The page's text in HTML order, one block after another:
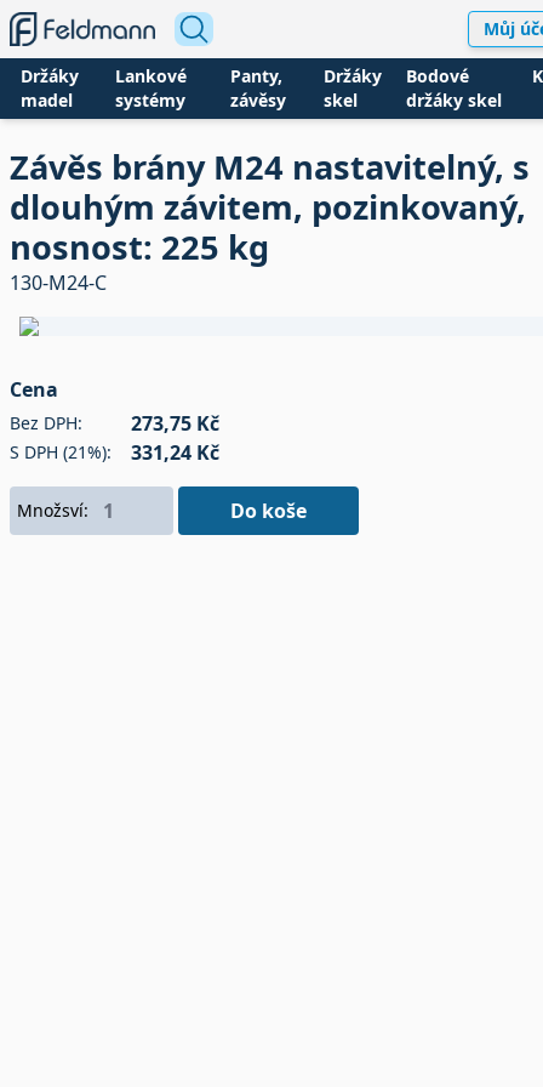
Můj
Držáky
madel
Lankové
systémy
Panty,
závěsy
Držáky
skel
Bodové
držáky skel
Závěs brány M24 nastavitelný, s
dlouhým závitem, pozinkovaný,
nosnost: 225 kg
130-M24-C
Cena
Bez DPH: 273,75 Kč
S DPH (21%): 331,24 Kč
Množsví: Do koše